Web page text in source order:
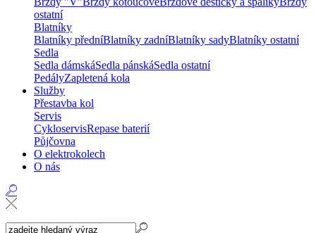
ostatní
Blatníky
Blatníky předníBlatníky zadníBlatníky sadyBlatníky ostatní
Sedla
Sedla dámskáSedla pánskáSedla ostatní
PedályZapletená kola
Služby
Přestavba kol
Servis
CykloservisRepase baterií
Půjčovna
O elektrokolech
O nás